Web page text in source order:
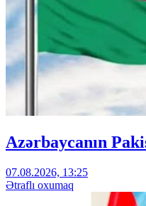
Azərbaycanın
07.08.2026, 13:25
Ətraflı oxumaq